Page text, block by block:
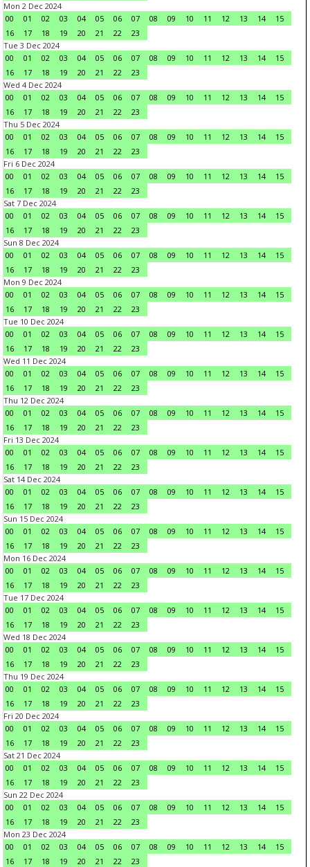
Mon 2 Dec 2024
00
01 02 03 04 05 06 07 08 09 10 11 12 13 14
15
16
17 18 19 20 21 22
23
Tue 3 Dec 2024
00
01 02 03 04 05 06 07 08 09 10 11 12 13 14
15
16
17 18 19 20 21 22
23
Wed 4 Dec 2024
00
01 02 03 04 05 06 07 08 09 10 11 12 13 14
15
16
17 18 19 20 21 22
23
Thu 5 Dec 2024
00
01 02 03 04 05 06 07 08 09 10 11 12 13 14
15
16
17 18 19 20 21 22
23
Fri 6 Dec 2024
00
01 02 03 04 05 06 07 08 09 10 11 12 13 14
15
16
17 18 19 20 21 22
23
Sat 7 Dec 2024
00
01 02 03 04 05 06 07 08 09 10 11 12 13 14
15
16
17 18 19 20 21 22
23
Sun 8 Dec 2024
00
01 02 03 04 05 06 07 08 09 10 11 12 13 14
15
16
17 18 19 20 21 22
23
Mon 9 Dec 2024
00
01 02 03 04 05 06 07 08 09 10 11 12 13 14
15
16
17 18 19 20 21 22
23
Tue 10 Dec 2024
00
01 02 03 04 05 06 07 08 09 10 11 12 13 14
15
16
17 18 19 20 21 22
23
Wed 11 Dec 2024
00
01 02 03 04 05 06 07 08 09 10 11 12 13 14
15
16
17 18 19 20 21 22
23
Thu 12 Dec 2024
00
01 02 03 04 05 06 07 08 09 10 11 12 13 14
15
16
17 18 19 20 21 22
23
Fri 13 Dec 2024
00
01 02 03 04 05 06 07 08 09 10 11 12 13 14
15
16
17 18 19 20 21 22
23
Sat 14 Dec 2024
00
01 02 03 04 05 06 07 08 09 10 11 12 13 14
15
16
17 18 19 20 21 22
23
Sun 15 Dec 2024
00
01 02 03 04 05 06 07 08 09 10 11 12 13 14
15
16
17 18 19 20 21 22
23
Mon 16 Dec 2024
00
01 02 03 04 05 06 07 08 09 10 11 12 13 14
15
16
17 18 19 20 21 22
23
Tue 17 Dec 2024
00
01 02 03 04 05 06 07 08 09 10 11 12 13 14
15
16
17 18 19 20 21 22
23
Wed 18 Dec 2024
00
01 02 03 04 05 06 07 08 09 10 11 12 13 14
15
16
17 18 19 20 21 22
23
Thu 19 Dec 2024
00
01 02 03 04 05 06 07 08 09 10 11 12 13 14
15
16
17 18 19 20 21 22
23
Fri 20 Dec 2024
00
01 02 03 04 05 06 07 08 09 10 11 12 13 14
15
16
17 18 19 20 21 22
23
Sat 21 Dec 2024
00
01 02 03 04 05 06 07 08 09 10 11 12 13 14
15
16
17 18 19 20 21 22
23
Sun 22 Dec 2024
00
01 02 03 04 05 06 07 08 09 10 11 12 13 14
15
16
17 18 19 20 21 22
23
Mon 23 Dec 2024
00
01 02 03 04 05 06 07 08 09 10 11 12 13 14
15
16
17 18 19 20 21 22 23